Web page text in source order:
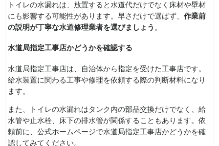
トイレの水漏れは、放置すると水道代だけでなく床材や壁材
にも影響する可能性があります。早さだけで選ばず、 作業前
の説明が丁寧な水道修理業者を選びましょう 。
水道局指定工事店かどうかを確認する
水道局指定工事店は、自治体から指定を受けた工事店です。
給水装置に関わる工事や修理を依頼する際の判断材料になり
ます。
また、トイレの水漏れはタンク内の部品交換だけでなく、給
水管や止水栓、床下の排水管が関係することもあります。依
頼前に、公式ホームページで水道局指定工事店かどうかを確
認してみてください。